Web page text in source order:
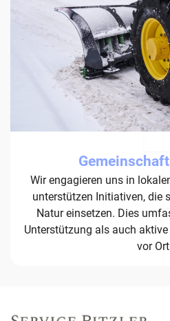
Wir engagieren uns in
unterstützen Initiativen, die
Natur einsetzen. Dies
Unterstützung als auch
vor